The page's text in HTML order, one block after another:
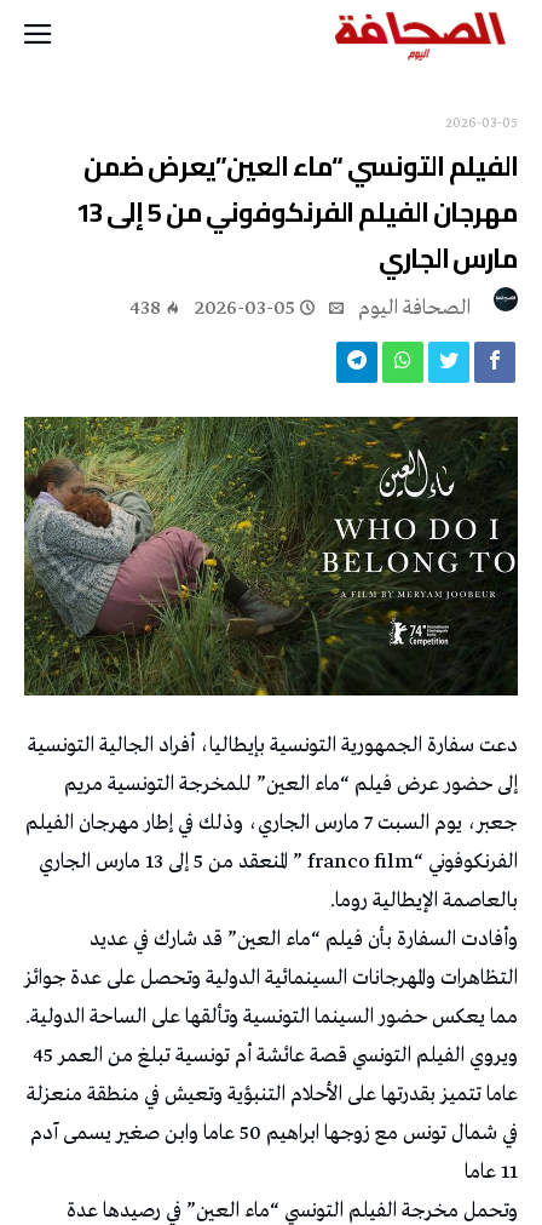
2026-03-05
الفيلم التونسي “ماء العين”يعرض ضمن
مهرجان الفيلم الفرنكوفوني من 5 إلى 13
مارس الجاري
2026-03-05
438
دعت سفارة الجمهورية التونسية بإيطاليا، أفراد الجالية التونسية
إلى حضور عرض فيلم “ماء العين” للمخرجة التونسية مريم
جعبر، يوم السبت 7 مارس الجاري، وذلك في إطار مهرجان الفيلم
الفرنكوفوني “franco film ” المنعقد من 5 إلى 13 مارس الجاري
بالعاصمة الإيطالية روما.
وأفادت السفارة بأن فيلم “ماء العين” قد شارك في عديد
التظاهرات والمهرجانات السينمائية الدولية وتحصل على عدة جوائز
مما يعكس حضور السينما التونسية وتألقها على الساحة الدولية.
ويروي الفيلم التونسي قصة عائشة أم تونسية تبلغ من العمر 45
عاما تتميز بقدرتها على الأحلام التنبؤية وتعيش في منطقة منعزلة
في شمال تونس مع زوجها ابراهيم 50 عاما وابن صغير يسمى آدم
11 عاما
وتحمل مخرجة الفيلم التونسي “ماء العين” في رصيدها عدة